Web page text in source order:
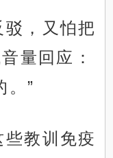
，又怕把
量回应：
。”
教训免疫